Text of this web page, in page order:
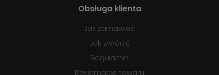
Obsługa klienta
Jak zamawiać
Jak zwrócić
Regulamin
Reklamacje towaru